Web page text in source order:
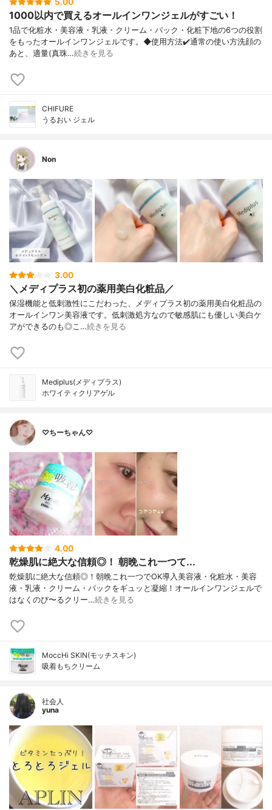
1000以内で買えるオールインワンジェルがすごい！
1品で化粧水・美容液・乳液・クリーム・ パック・化粧下地の6つの役割
をもったオ ールインワンジェルです。 ◆使用方法 ✔️通常の使い方 洗顔の
あと、適量(真珠…続きを見る
CHIFURE
うるおい ジェル
Non
3.00
＼メディプラス初の薬用美白化粧品／
保湿機能と低刺激性にこだわった、メディプラス初の薬用美白化粧品の
オールインワン美容液です。低刺激処方なので敏感肌にも優しい美白ケ
アができるのも◎こ…続きを見る
Mediplus(メディプラス)
ホワイティクリアゲル
♡ちーちゃん♡
4.00
乾燥肌に絶大な信頼◎！ 朝晩これ一つて...
乾燥肌に絶大な信頼◎！朝晩これ一つでOK導入美容液・化粧水・美容
液・乳液・クリーム・パックをギュッと凝縮！オールインワンジェルで
はなくのび〜るクリー…続きを見る
MoccHi SKIN(モッチスキン)
吸着もちクリーム
社会人
yuna